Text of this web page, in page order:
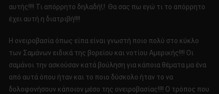
αυτής!!!! Τι απόρρητο δηλαδή!;! Θα σας πω εγώ τι το απόρρητο
έχει αυτή η διατριβή!!!!
Η ονειροβασία όπως είπα είναι γνωστή ποιο πολύ στο κύκλο
των Σαμάνων ειδικά της βορείου και νοτίου Αμερικής!!!! Οι
σαμάνοι την ασκούσαν κατά βούληση για κάποια θέματα μα ένα
από αυτά όπου ήταν και το ποιο δύσκολο ήταν το να
δολοφονήσουν κάποιον μέσο της ονειροβασίας!!!! Ο τρόπος που